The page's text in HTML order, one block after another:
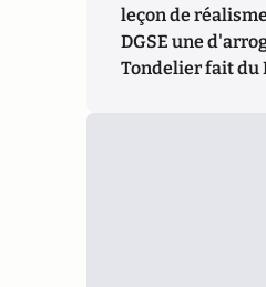
leçon de
DGSE une
Tondelier fait du